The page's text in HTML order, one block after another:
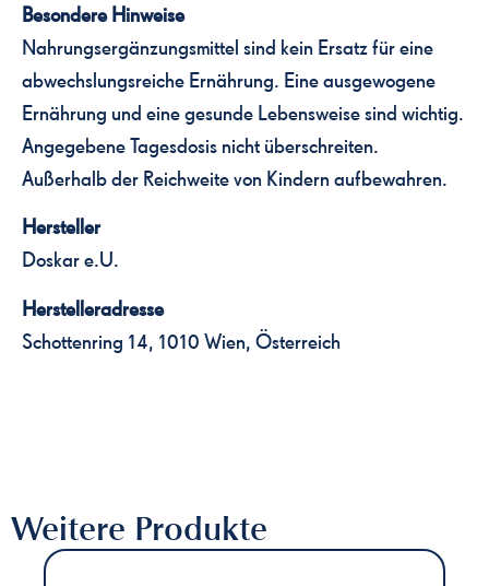
Besondere Hinweise
Nahrungsergänzungsmittel sind kein Ersatz für eine
abwechslungsreiche Ernährung. Eine ausgewogene
Ernährung und eine gesunde Lebensweise sind wichtig.
Angegebene Tagesdosis nicht überschreiten.
Außerhalb der Reichweite von Kindern aufbewahren.
Hersteller
Doskar e.U.
Herstelleradresse
Schottenring 14, 1010 Wien, Österreich
Weitere Produkte